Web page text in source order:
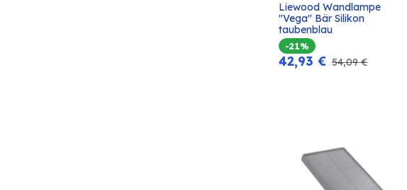
In den
Warenkorb
Liewood Wandlampe
"Vega" Bär Silikon
taubenblau
-21%
42,93 € 54,09€